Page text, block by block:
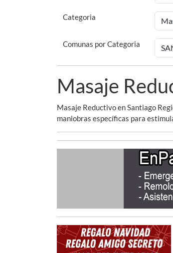
Categoria
Comunas por Categoria
Masaje
Masaje Reductivo en Santiago
maniobras específicas para